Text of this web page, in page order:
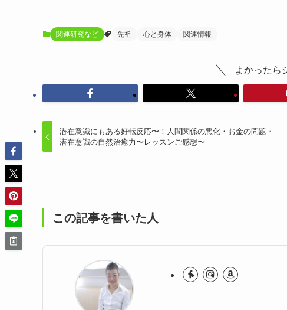
関連研究など 先祖 心と身体 関連情報
よかったら
潜在意識にもある好転反応〜！人間関係の悪化・お金の問題・
潜在意識の自然治癒力〜レッスンご感想〜
この記事を書いた人